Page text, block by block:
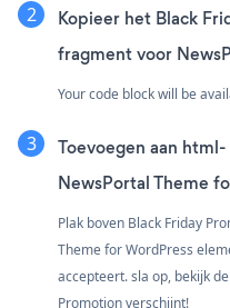
Kopieer het Black
fragment voor
Your code block will be
Toevoegen aan
NewsPortal Theme
Plak boven Black Friday
Theme for WordPress
accepteert. sla op, bekijk
Promotion verschijnt!